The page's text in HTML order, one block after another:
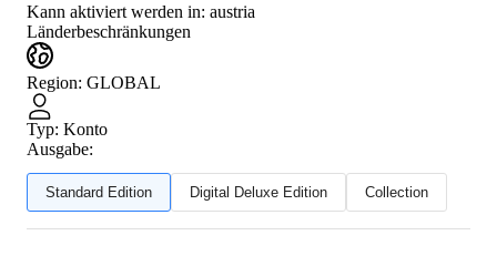
Kann aktiviert werden in: austria
Länderbeschränkungen
Region: GLOBAL
Typ: Konto
Ausgabe:
Standard Edition Digital Deluxe Edition Collection